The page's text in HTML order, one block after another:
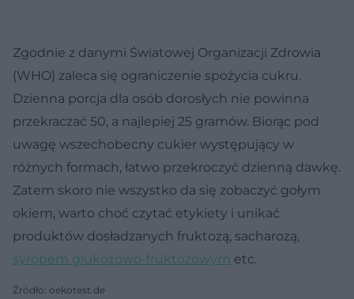
Zgodnie z danymi Światowej Organizacji Zdrowia
(WHO) zaleca się ograniczenie spożycia cukru.
Dzienna porcja dla osób dorosłych nie powinna
przekraczać 50, a najlepiej 25 gramów. Biorąc pod
uwagę wszechobecny cukier występujący w
różnych formach, łatwo przekroczyć dzienną dawkę.
Zatem skoro nie wszystko da się zobaczyć gołym
okiem, warto choć czytać etykiety i unikać
produktów dosładzanych fruktozą, sacharozą,
syropem glukozowo-fruktozowym etc.
Źródło: oekotest.de